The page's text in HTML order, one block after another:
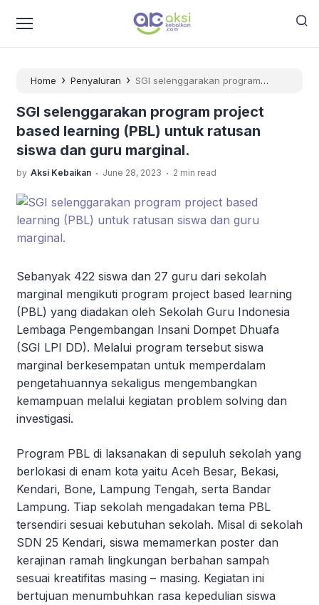
Home › Penyaluran › SGI selenggarakan program
guru marginal.
SGI selenggarakan program project
based learning (PBL) untuk ratusan
siswa dan guru marginal.
by Aksi Kebaikan . June 28, 2023 . 2 min read
Sebanyak 422 siswa dan 27 guru dari sekolah
marginal mengikuti program project based learning
(PBL) yang diadakan oleh Sekolah Guru Indonesia
Lembaga Pengembangan Insani Dompet Dhuafa
(SGI LPI DD). Melalui program tersebut siswa
marginal berkesempatan untuk memperdalam
pengetahuannya sekaligus mengembangkan
kemampuan melalui kegiatan problem solving dan
investigasi.
Program PBL di laksanakan di sepuluh sekolah yang
berlokasi di enam kota yaitu Aceh Besar, Bekasi,
Kendari, Bone, Lampung Tengah, serta Bandar
Lampung. Tiap sekolah mengadakan tema PBL
tersendiri sesuai kebutuhan sekolah. Misal di sekolah
SDN 25 Kendari, siswa memamerkan poster dan
kerajinan ramah lingkungan berbahan sampah
sesuai kreatifitas masing – masing. Kegiatan ini
bertujuan menumbuhkan rasa kepedulian siswa